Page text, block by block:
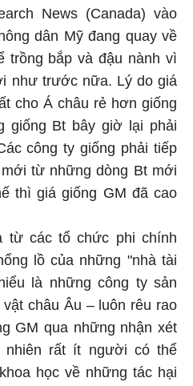
News (Canada) vào
dân Mỹ đang quay về
trồng bắp và đậu nành vì
như trước nữa. Lý do giá
cho Á châu rẻ hơn giống
giống Bt bây giờ lại phải
công ty giống phải tiếp
từ những dòng Bt mới
thì giá giống GM đã cao
từ các tổ chức phi chính
lồ của những "nhà tài
là những công ty sản
châu Âu – luôn rêu rao
GM qua những nhận xét
nhiên rất ít người có thể
học về những tác hại